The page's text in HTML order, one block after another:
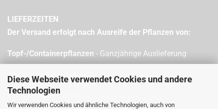
Diese Webseite verwendet Cookies und andere
Technologien
Wir verwenden Cookies und ähnliche Technologien, auch von
LIEFERZEITEN
Der Versand erfolgt nach Ausreife der Pflanzen von:
Topf-/Containerpflanzen - Ganzjährige Auslieferung
Nadelgehölze - September bis Ende April
Laubgehölze- Oktober bis Anfang Mai